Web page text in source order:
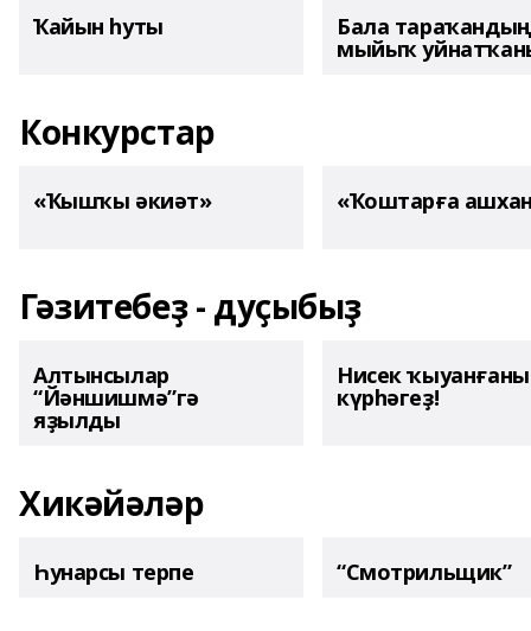
Ҡайын һуты Бала тараҡандың
мыйыҡ
Конкурстар
«Ҡышҡы әкиәт» «Ҡоштарға
Гәзитебеҙ - дуҫыбыҙ
Алтынсылар
“Йәншишмә”гә
яҙылды
Нисек
күрһәгеҙ!
Хикәйәләр
Һунарсы терпе “Смотрильщик”